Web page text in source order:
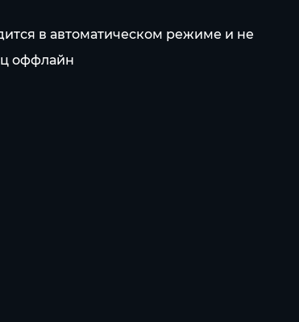
в автоматическом режиме и не
оффлайн